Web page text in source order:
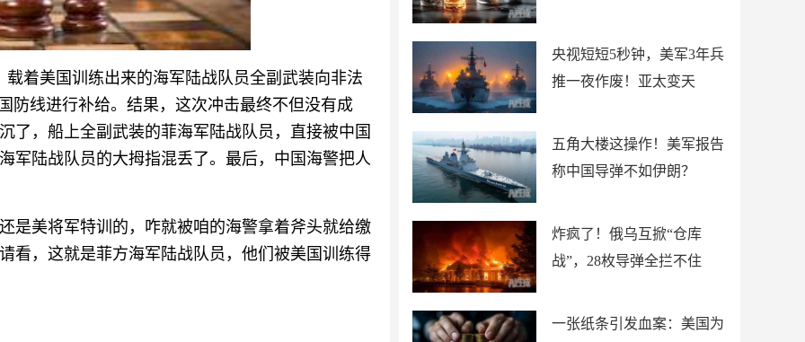
着美国训练出来的海军陆战队员全副武装向非法
防线进行补给。结果，这次冲击最终不但没有成
了，船上全副武装的菲海军陆战队员，直接被中国
军陆战队员的大拇指混丢了。最后，中国海警把人
是美将军特训的，咋就被咱的海警拿着斧头就给缴
看，这就是菲方海军陆战队员，他们被美国训练得
央视短短5秒钟，美军3年兵
推一夜作废！亚太变天
五角大楼这操作！美军报告
称中国导弹不如伊朗？
炸疯了！俄乌互掀“仓库
战”，28枚导弹全拦不住
一张纸条引发血案：美国为